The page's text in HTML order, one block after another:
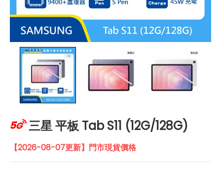
三星 平板 Tab S11 (12G/128G)
【2026-08-07更新】門市現貨價格